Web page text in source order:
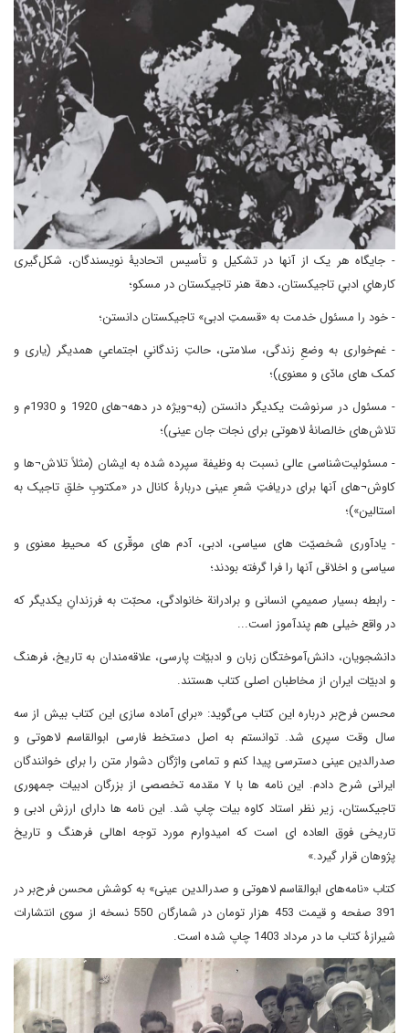
- جایگاه هر یک از آنها در تشکیل و تأسیس اتحادیۀ نویسندگان، شکل‌گیری
کارهایِ ادبیِ تاجیکستان، دهة هنر تاجیکستان در مسکو؛
- خود را مسئول خدمت به «قسمتِ ادبی» تاجیکستان دانستن؛
- غم‌خواری به وضعِ زندگی، سلامتی، حالتِ زندگانیِ اجتماعیِ همدیگر (یاری و
کمک های مادّی و معنوی)؛
- مسئول در سرنوشت یکدیگر دانستن (به¬ویژه در دهه¬های 1920 و 1930م و
تلاش‌های خالصانۀ لاهوتی برای نجات جان عینی)؛
- مسئولیت‌شناسی عالی نسبت به وظیفة سپرده شده به ایشان (مثلاً تلاش¬ها و
کاوش¬های آنها برای دریافتِ شعرِ عینی دربارۀ کانال در «مکتوبِ خلقِ تاجیک به
استالین»)؛
- یادآوری شخصیّت های سیاسی، ادبی، آدم های موقّری که محیطِ معنوی و
سیاسی و اخلاقی آنها را فرا گرفته بودند؛
- رابطه بسیار صمیمیِ انسانی و برادرانة خانوادگی، محبّت به فرزندانِ یکدیگر که
در واقع خیلی هم پندآموز است...
دانشجویان، دانش‌آموختگان زبان و ادبیّات پارسی، علاقه‌مندان به تاریخ، فرهنگ
و ادبیّات ایران از مخاطبان اصلی کتاب هستند.
محسن فرح‌بر درباره این کتاب می‌گوید: «برای آماده سازی این کتاب بیش از سه
سال وقت سپری شد. توانستم به اصل دستخط فارسی ابوالقاسم لاهوتی و
صدرالدین عینی دسترسی پیدا کنم و تمامی واژگان دشوار متن را برای خوانندگان
ایرانی شرح دادم. این نامه ها با ۷ مقدمه تخصصی از بزرگان ادبیات جمهوری
تاجیکستان، زیر نظر استاد کاوه بیات چاپ شد. این نامه ها دارای ارزش ادبی و
تاریخی فوق العاده ای است که امیدوارم مورد توجه اهالی فرهنگ و تاریخ
پژوهان قرار گیرد.»
کتاب «نامه‌های ابوالقاسم لاهوتی و صدرالدین عینی» به کوشش محسن فرح‌بر در
391 صفحه و قیمت 453 هزار تومان در شمارگان 550 نسخه از سوی انتشارات
شیرازۀ کتاب ما در مرداد 1403 چاپ شده است.